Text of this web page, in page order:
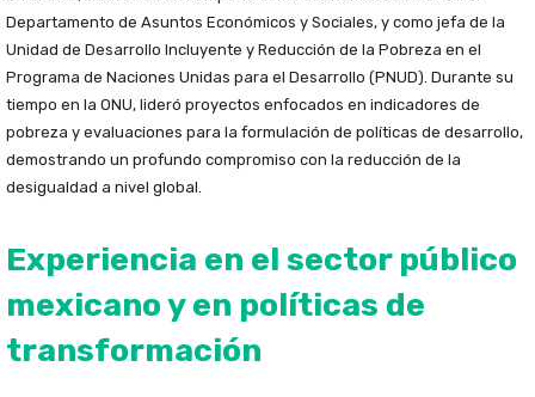
Departamento de Asuntos Económicos y Sociales, y como jefa de la
Unidad de Desarrollo Incluyente y Reducción de la Pobreza en el
Programa de Naciones Unidas para el Desarrollo (PNUD). Durante su
tiempo en la ONU, lideró proyectos enfocados en indicadores de
pobreza y evaluaciones para la formulación de políticas de desarrollo,
demostrando un profundo compromiso con la reducción de la
desigualdad a nivel global.
Experiencia en el sector público
mexicano y en políticas de
transformación